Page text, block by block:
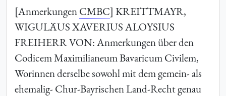
[AnmerkungenCMBC] KREITTMAYR,
WIGULÄUS XAVERIUS ALOYSIUS
FREIHERR VON: Anmerkungen über den
Codicem Maximilianeum Bavaricum Civilem,
Worinnen derselbe sowohl mit dem gemein- als
ehemalig- Chur-Bayrischen Land-Recht genau